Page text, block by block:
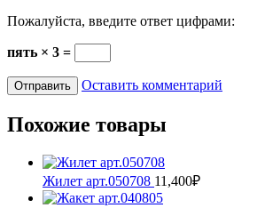
Пожалуйста, введите ответ цифрами:
пять × 3 =
Оставить комментарий
Похожие товары
Жилет арт.050708 11,400₽